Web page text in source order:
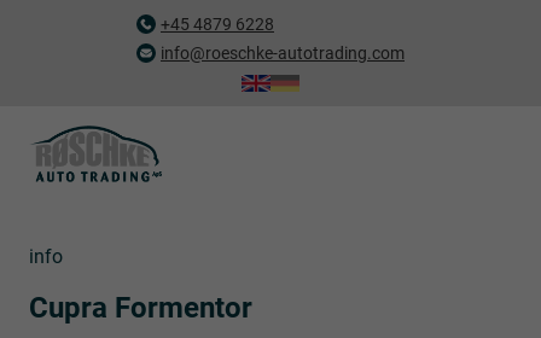
+45 4879 6228
info@roeschke-autotrading.com
info
Cupra Formentor